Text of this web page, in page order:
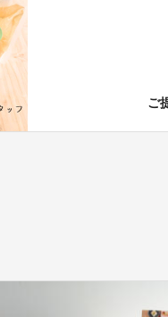
ご